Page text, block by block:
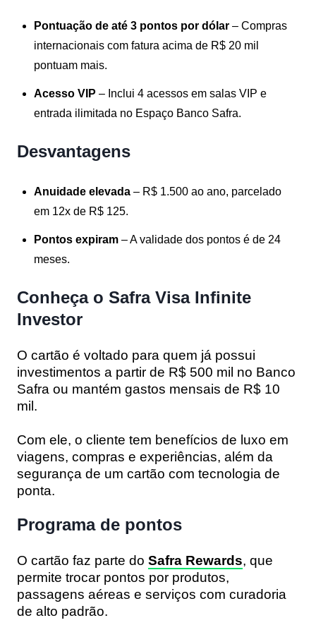
Pontuação de até 3 pontos por dólar – Compras
internacionais com fatura acima de R$ 20 mil
pontuam mais.
Acesso VIP – Inclui 4 acessos em salas VIP e
entrada ilimitada no Espaço Banco Safra.
Desvantagens
Anuidade elevada – R$ 1.500 ao ano, parcelado
em 12x de R$ 125.
Pontos expiram – A validade dos pontos é de 24
meses.
Conheça o Safra Visa Infinite
Investor
O cartão é voltado para quem já possui
investimentos a partir de R$ 500 mil no Banco
Safra ou mantém gastos mensais de R$ 10
mil.
Com ele, o cliente tem benefícios de luxo em
viagens, compras e experiências, além da
segurança de um cartão com tecnologia de
ponta.
Programa de pontos
O cartão faz parte do Safra Rewards, que
permite trocar pontos por produtos,
passagens aéreas e serviços com curadoria
de alto padrão.